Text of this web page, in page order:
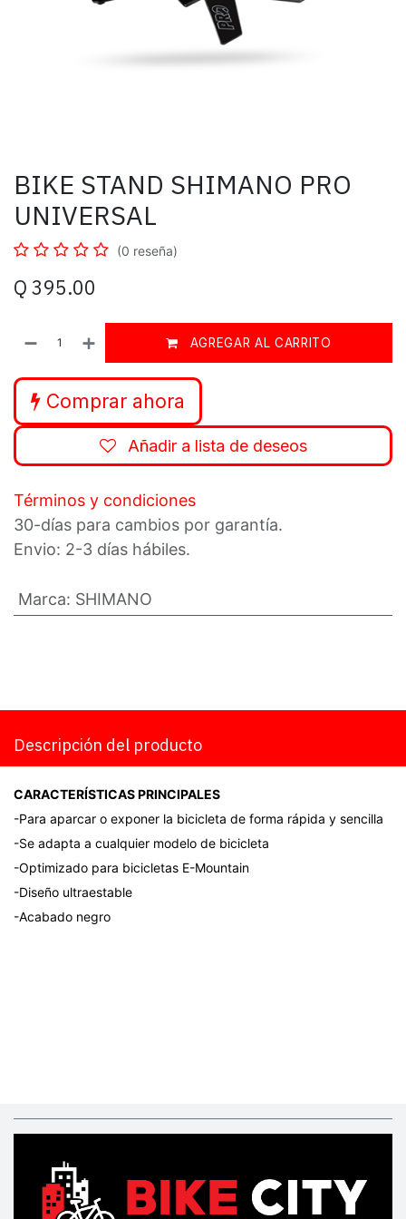
BIKE STAND SHIMANO PRO
UNIVERSAL
(0 reseña)
Q 395.00
AGREGAR AL CARRITO
Comprar ahora
Añadir a lista de deseos
Términos y condiciones
30-días para cambios por garantía.
Envio: 2-3 días hábiles.
Marca: SHIMANO
Descripción del producto
CARACTERÍSTICAS PRINCIPALES
-Para aparcar o exponer la bicicleta de forma rápida y sencilla
-Se adapta a cualquier modelo de bicicleta
-Optimizado para bicicletas E-Mountain
-Diseño ultraestable
-Acabado negro